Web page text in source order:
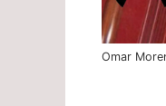
Omar